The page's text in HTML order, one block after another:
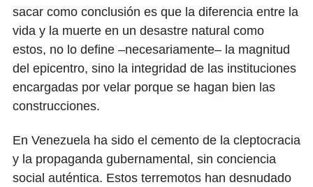
sacar como conclusión es que la diferencia entre la
vida y la muerte en un desastre natural como
estos, no lo define –necesariamente– la magnitud
del epicentro, sino la integridad de las instituciones
encargadas por velar porque se hagan bien las
construcciones.
En Venezuela ha sido el cemento de la cleptocracia
y la propaganda gubernamental, sin conciencia
social auténtica. Estos terremotos han desnudado